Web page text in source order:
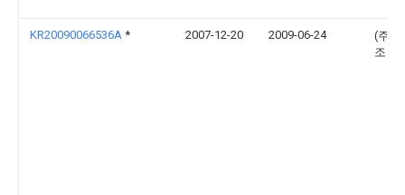
KR20090066536A * 2007-12-20 2009-06-24
(주)
조명